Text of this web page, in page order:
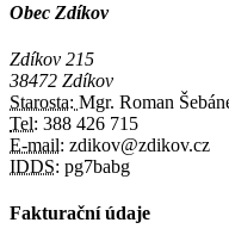
Obec Zdíkov
Zdíkov 215
38472 Zdíkov
Starosta: Mgr. Roman
Tel: 388 426 715
E-mail: zdikov@zdikov.cz
IDDS: pg7babg
Fakturační údaje